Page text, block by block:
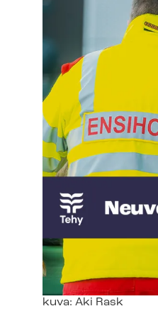
Kuvateksti
kuva: Aki Rask